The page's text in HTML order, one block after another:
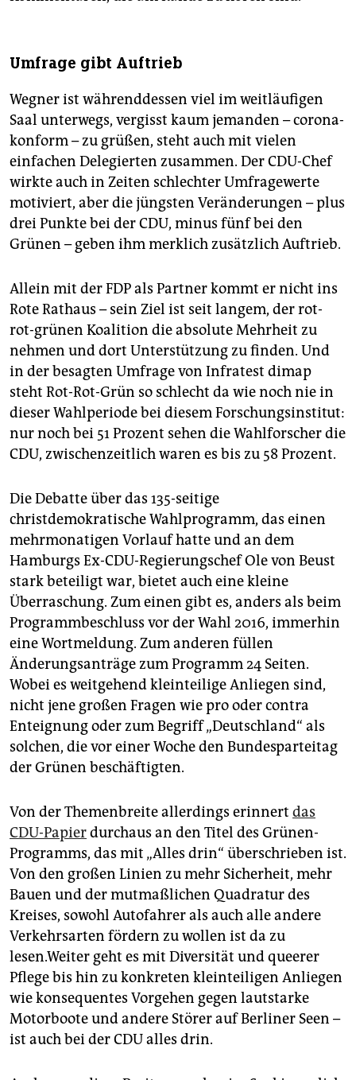
Umfrage gibt Auftrieb
Wegner ist währenddessen viel im weitläufigen
Saal unterwegs, vergisst kaum jemanden – corona-
konform – zu grüßen, steht auch mit vielen
einfachen Delegierten zusammen. Der CDU-Chef
wirkte auch in Zeiten schlechter Umfragewerte
motiviert, aber die jüngsten Veränderungen – plus
drei Punkte bei der CDU, minus fünf bei den
Grünen – geben ihm merklich zusätzlich Auftrieb.
Allein mit der FDP als Partner kommt er nicht ins
Rote Rathaus – sein Ziel ist seit langem, der rot-
rot-grünen Koalition die absolute Mehrheit zu
nehmen und dort Unterstützung zu finden. Und
in der besagten Umfrage von Infratest dimap
steht Rot-Rot-Grün so schlecht da wie noch nie in
dieser Wahlperiode bei diesem Forschungsinstitut:
nur noch bei 51 Prozent sehen die Wahlforscher die
CDU, zwischenzeitlich waren es bis zu 58 Prozent.
Die Debatte über das 135-seitige
christdemokratische Wahlprogramm, das einen
mehrmonatigen Vorlauf hatte und an dem
Hamburgs Ex-CDU-Regierungschef Ole von Beust
stark beteiligt war, bietet auch eine kleine
Überraschung. Zum einen gibt es, anders als beim
Programmbeschluss vor der Wahl 2016, immerhin
eine Wortmeldung. Zum anderen füllen
Änderungsanträge zum Programm 24 Seiten.
Wobei es weitgehend kleinteilige Anliegen sind,
nicht jene großen Fragen wie pro oder contra
Enteignung oder zum Begriff „Deutschland“ als
solchen, die vor einer Woche den Bundesparteitag
der Grünen beschäftigten.
Von der Themenbreite allerdings erinnert das
CDU-Papierdurchaus an den Titel des Grünen-
Programms, das mit „Alles drin“ überschrieben ist.
Von den großen Linien zu mehr Sicherheit, mehr
Bauen und der mutmaßlichen Quadratur des
Kreises, sowohl Autofahrer als auch alle andere
Verkehrsarten fördern zu wollen ist da zu
lesen.Weiter geht es mit Diversität und queerer
Pflege bis hin zu konkreten kleinteiligen Anliegen
wie konsequentes Vorgehen gegen lautstarke
Motorboote und andere Störer auf Berliner Seen –
ist auch bei der CDU alles drin.